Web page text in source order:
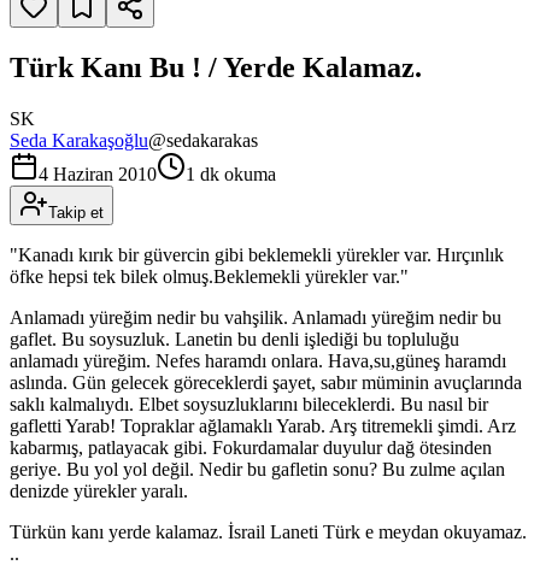
Türk Kanı Bu ! / Yerde Kalamaz.
SK
Seda Karakaşoğlu@sedakarakas
4 Haziran 2010
1 dk okuma
Takip et
"Kanadı kırık bir güvercin gibi beklemekli yürekler var. Hırçınlık
öfke hepsi tek bilek olmuş.Beklemekli yürekler var."
Anlamadı yüreğim nedir bu vahşilik. Anlamadı yüreğim nedir bu
gaflet. Bu soysuzluk. Lanetin bu denli işlediği bu topluluğu
anlamadı yüreğim. Nefes haramdı onlara. Hava,su,güneş haramdı
aslında. Gün gelecek göreceklerdi şayet, sabır müminin avuçlarında
saklı kalmalıydı. Elbet soysuzluklarını bileceklerdi. Bu nasıl bir
gafletti Yarab! Topraklar ağlamaklı Yarab. Arş titremekli şimdi. Arz
kabarmış, patlayacak gibi. Fokurdamalar duyulur dağ ötesinden
geriye. Bu yol yol değil. Nedir bu gafletin sonu? Bu zulme açılan
denizde yürekler yaralı.
Türkün kanı yerde kalamaz. İsrail Laneti Türk e meydan okuyamaz.
..